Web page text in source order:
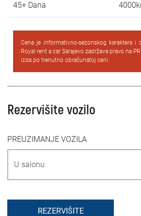
45+ Dana
Cena je informativno-sezonskog karaktera
Royal rent a car Sarajevo zadržava pravo na
izda po trenutno obračunatoj ceni.
Rezervišite vozilo
PREUZIMANJE VOZILA
REZERVIŠITE